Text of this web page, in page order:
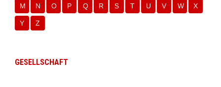
M N O P Q R S T U V W X
Y Z
GESELLSCHAFT